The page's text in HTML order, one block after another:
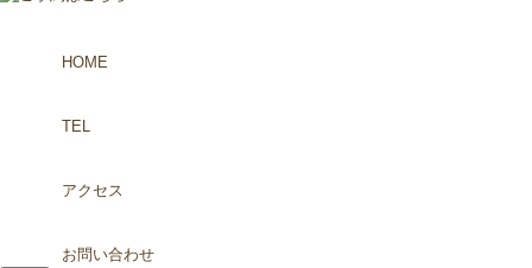
HOME
TEL
アクセス
お問い合わせ